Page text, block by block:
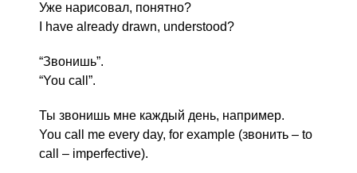
Уже нарисовал, понятно?
I have already drawn, understood?
“Звонишь”.
“You call”.
Ты звонишь мне каждый день, например.
You call me every day, for example (звонить – to
call – imperfective).